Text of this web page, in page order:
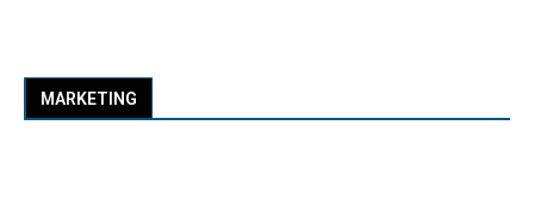
MARKETING